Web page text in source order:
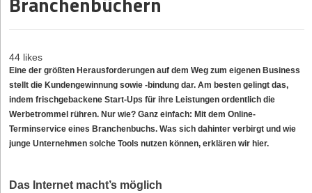
44 likes
Eine der größten Herausforderungen auf dem Weg zum eigenen Business
stellt die Kundengewinnung sowie -bindung dar. Am besten gelingt das,
indem frischgebackene Start-Ups für ihre Leistungen ordentlich die
Werbetrommel rühren. Nur wie? Ganz einfach: Mit dem Online-
Terminservice eines Branchenbuchs. Was sich dahinter verbirgt und wie
junge Unternehmen solche Tools nutzen können, erklären wir hier.
Das Internet macht’s möglich